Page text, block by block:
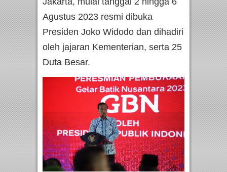
Agustus 2023 resmi dibuka
Presiden Joko Widodo dan dihadiri
oleh jajaran Kementerian, serta 25
Duta Besar.